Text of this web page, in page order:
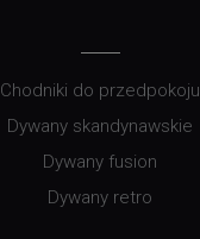
Chodniki do przedpokoju
Dywany skandynawskie
Dywany fusion
Dywany retro